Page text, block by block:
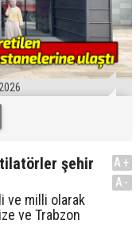
şehir
ve milli olarak
ve Trabzon
A+
A-